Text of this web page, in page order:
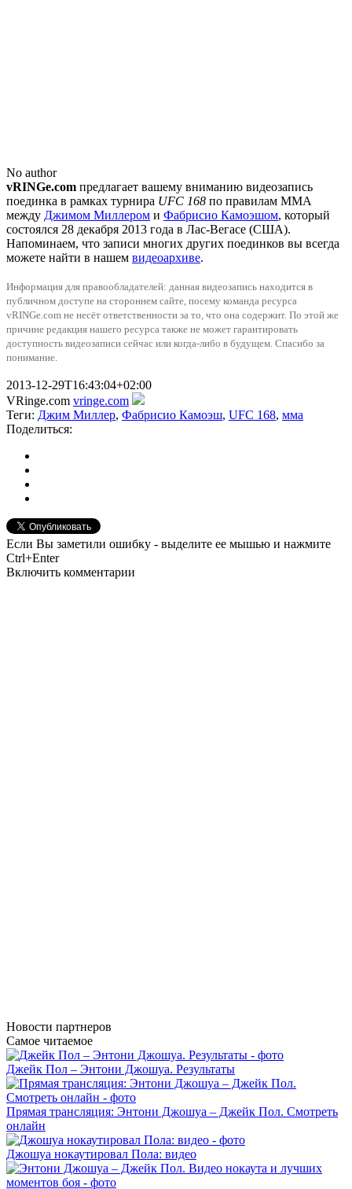
No author
vRINGe.com предлагает вашему вниманию видеозапись
поединка в рамках турнира UFC 168 по правилам ММА
между Джимом Миллером и Фабрисио Камоэшом, который
состоялся 28 декабря 2013 года в Лас-Вегасе (США).
Напоминаем, что записи многих других поединков вы всегда
можете найти в нашем видеоархиве.
Информация для правообладателей: данная видеозапись находится в
публичном доступе на стороннем сайте, посему команда ресурса
vRINGe.com не несёт ответственности за то, что она содержит. По этой же
причинe редакция нашего ресурса также не может гарантировать
доступность видеозаписи сейчас или когда-либо в будущем. Спасибо за
понимание.
2013-12-29T16:43:04+02:00
VRinge.com vringe.com
Теги: Джим Миллер, Фабрисио Камоэш, UFC 168, мма
Поделиться:
Если Вы заметили ошибку - выделите ее мышью и нажмите
Ctrl+Enter
Включить комментарии
Новости партнеров
Самое читаемое
Джейк Пол – Энтони Джошуа. Результаты
Прямая трансляция: Энтони Джошуа – Джейк Пол. Смотреть
онлайн
Джошуа нокаутировал Пола: видео